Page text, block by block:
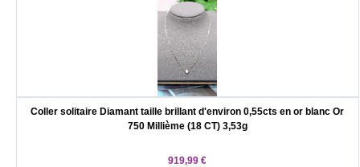
Coller solitaire Diamant taille brillant d'environ 0,55cts en or blanc Or
750 Millième (18 CT) 3,53g
919,99 €